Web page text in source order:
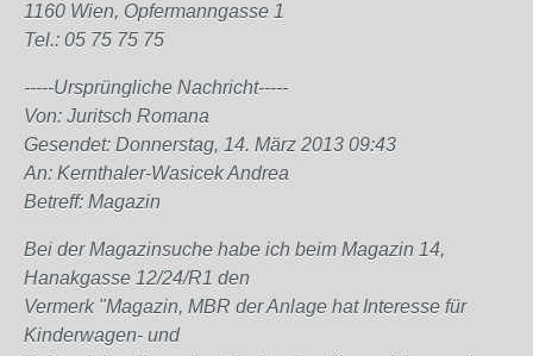
1160 Wien, Opfermanngasse 1
Tel.: 05 75 75 75
-----Ursprüngliche Nachricht-----
Von: Juritsch Romana
Gesendet: Donnerstag, 14. März 2013 09:43
An: Kernthaler-Wasicek Andrea
Betreff: Magazin
Bei der Magazinsuche habe ich beim Magazin 14,
Hanakgasse 12/24/R1 den
Vermerk "Magazin, MBR der Anlage hat Interesse für
Kinderwagen- und